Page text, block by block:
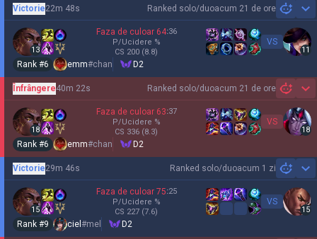
Ranked solo/duoacum 21 de ore
Victorie22m 48s
13
Faza de culoar 64:36
P/Ucidere %
CS 200 (8.8)
VS
11
Rank #6 emm#chan D2
Ranked solo/duoacum 21 de ore
Înfrângere40m 22s
18
Faza de culoar 63:37
P/Ucidere %
CS 336 (8.3)
VS
18
Rank #6 emm#chan D2
Ranked solo/duoacum 1 zi
Victorie29m 46s
15
Faza de culoar 75:25
P/Ucidere %
CS 227 (7.6)
VS
15
Rank #9 ciel #mel D2